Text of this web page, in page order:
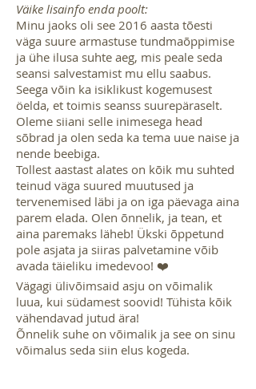
Väike lisainfo enda poolt:
Minu jaoks oli see 2016 aasta tõesti
väga suure armastuse tundmaõppimise
ja ühe ilusa suhte aeg, mis peale seda
seansi salvestamist mu ellu saabus.
Seega võin ka isiklikust kogemusest
öelda, et toimis seanss suurepäraselt.
Oleme siiani selle inimesega head
sõbrad ja olen seda ka tema uue naise ja
nende beebiga.
Tollest aastast alates on kõik mu suhted
teinud väga suured muutused ja
tervenemised läbi ja on iga päevaga aina
parem elada. Olen õnnelik, ja tean, et
aina paremaks läheb! Ükski õppetund
pole asjata ja siiras palvetamine võib
avada täieliku imedevoo! ❤️
Vägagi ülivõimsaid asju on võimalik
luua, kui südamest soovid! Tühista kõik
vähendavad jutud ära!
Õnnelik suhe on võimalik ja see on sinu
võimalus seda siin elus kogeda.